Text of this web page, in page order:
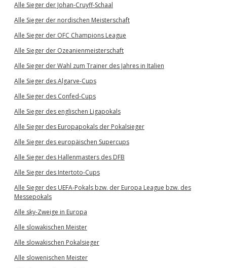
Alle Sieger der Johan-Cruyff-Schaal
Alle Sieger der nordischen Meisterschaft
Alle Sieger der OFC Champions League
Alle Sieger der Ozeanienmeisterschaft
Alle Sieger der Wahl zum Trainer des Jahres in Italien
Alle Sieger des Algarve-Cups
Alle Sieger des Confed-Cups
Alle Sieger des englischen Ligapokals
Alle Sieger des Europapokals der Pokalsieger
Alle Sieger des europäischen Supercups
Alle Sieger des Hallenmasters des DFB
Alle Sieger des Intertoto-Cups
Alle Sieger des UEFA-Pokals bzw. der Europa League bzw. des
Messepokals
Alle sky-Zweige in Europa
Alle slowakischen Meister
Alle slowakischen Pokalsieger
Alle slowenischen Meister